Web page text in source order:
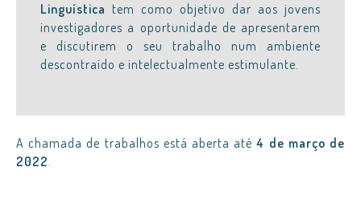
Linguística tem como objetivo dar aos jovens
investigadores a oportunidade de apresentarem
e discutirem o seu trabalho num ambiente
descontraído e intelectualmente estimulante.
A chamada de trabalhos está aberta até4 de março de
2022.